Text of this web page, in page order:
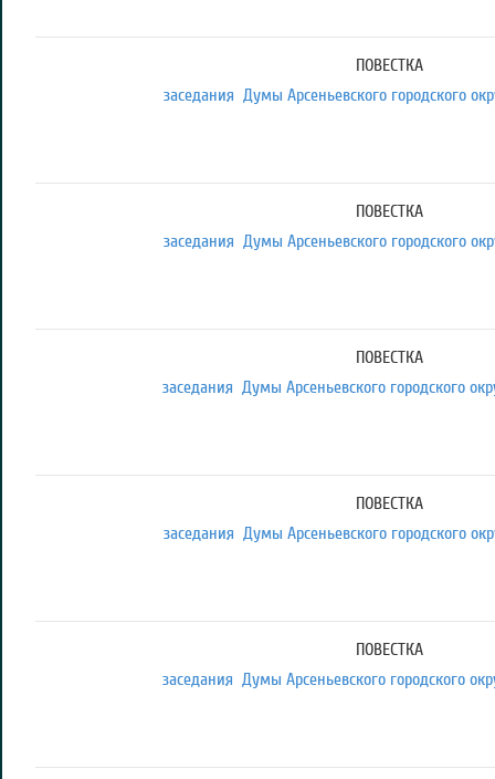
ПОВЕСТКА
заседания Думы Арсеньевского городского
ПОВЕСТКА
заседания Думы Арсеньевского городского
ПОВЕСТКА
заседания Думы Арсеньевского городского
ПОВЕСТКА
заседания Думы Арсеньевского городского
ПОВЕСТКА
заседания Думы Арсеньевского городского